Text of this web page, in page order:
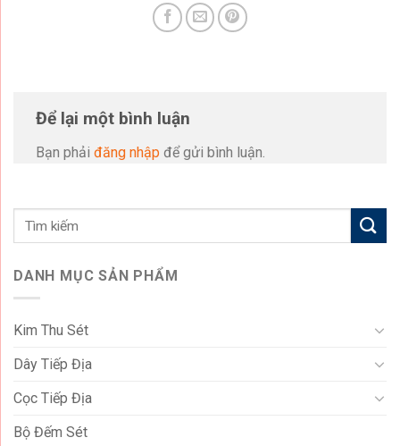
Để lại một bình luận
Bạn phải đăng nhập để gửi bình luận.
DANH MỤC SẢN PHẨM
Kim Thu Sét
Dây Tiếp Địa
Cọc Tiếp Địa
Bộ Đếm Sét